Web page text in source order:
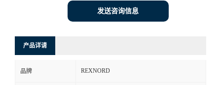
发送咨询信息
产品详请
品牌 REXNORD